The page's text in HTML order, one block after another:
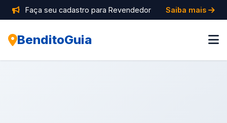
Faça seu cadastro para Revendedor Saiba mais
BenditoGuia